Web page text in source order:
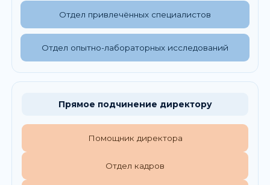
Прямое подчинение директору
Помощник директора
Отдел кадров
Отдел привлечённых специалистов
Отдел опытно-лабораторных исследований